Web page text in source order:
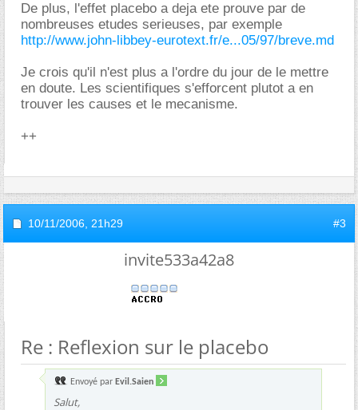
De plus, l'effet placebo a deja ete prouve par de
nombreuses etudes serieuses, par exemple
http://www.john-libbey-eurotext.fr/e...05/97/breve.md
Je crois qu'il n'est plus a l'ordre du jour de le mettre
en doute. Les scientifiques s'efforcent plutot a en
trouver les causes et le mecanisme.
++
10/11/2006, 21h29 #3
invite533a42a8
Re : Reflexion sur le placebo
Envoyé par Evil.Saien
Salut,